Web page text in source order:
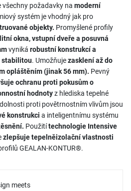
všechny požadavky na moderní
systém je vhodný jak pro
objekty. Promyšlené profily
okna, vstupní dveře a posuvná
vyniká robustní konstrukcí a
stabilitou. Umožňujezasklení až do
opláštěním (jinak 56 mm). Pevný
ochranu proti pokusům o
hodnotyz hlediska tepelné
proti povětrnostním vlivům jsou
konstrukci a inteligentnímu systému
Použitítechnologie Intensive
zlepšuje tepelněizolační vlastnosti
GEALAN-KONTUR®.